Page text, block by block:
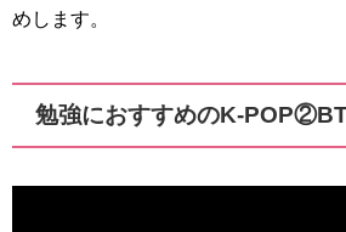
めします。
勉強におすすめのK-